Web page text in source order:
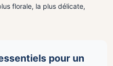
florale, la plus délicate,
pour un